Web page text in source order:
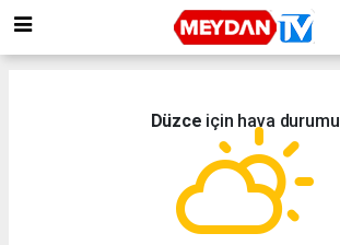
Düzce için hava durumu